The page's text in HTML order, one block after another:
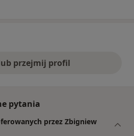
przejmij profil
pytania
przez Zbigniew